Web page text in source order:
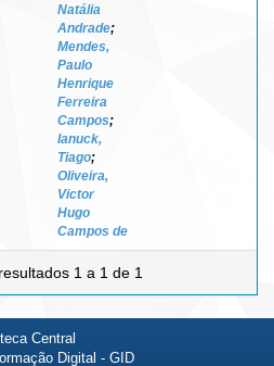
Natália
Andrade;
Mendes,
Paulo
Henrique
Ferreira
Campos;
Ianuck,
Tiago;
Oliveira,
Victor
Hugo
Campos de
1 a 1 de 1
Central
Digital - GID